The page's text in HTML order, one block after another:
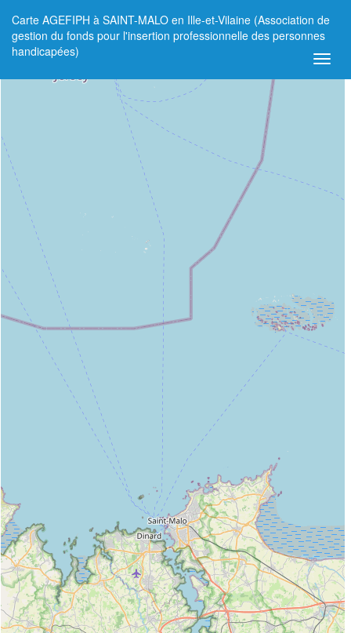
Carte AGEFIPH à SAINT-MALO en Ille-et-Vilaine (Association de
gestion du fonds pour l'insertion professionnelle des personnes
handicapées)
+
−